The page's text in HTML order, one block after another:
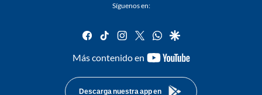
Síguenos en:
facebook
tiktok instagram
twitterwhatsapp
google
Más contenido en
youtube-
Descarga nuestra app en